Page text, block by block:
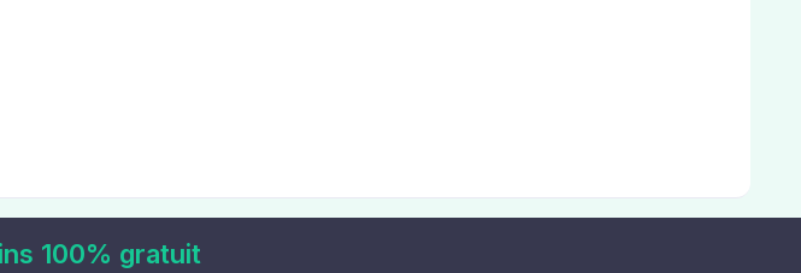
100% gratuit